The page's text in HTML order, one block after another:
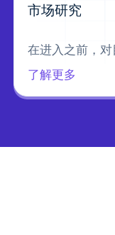
市场研究
在进入之前，对
了解更多